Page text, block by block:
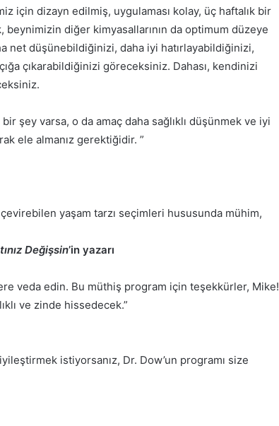
için dizayn edilmiş, uygulaması kolay, üç haftalık bir
diğer kimyasallarının da optimum düzeye
net düşünebildiğinizi, daha iyi hatırlayabildiğinizi,
çıkarabildiğinizi göreceksiniz. Dahası, kendinizi
şey varsa, o da amaç daha sağlıklı düşünmek ve iyi
ele almanız gerektiğidir. ”
yaşam tarzı seçimleri hususunda mühim,
Değişsin’in yazarı
veda edin. Bu müthiş program için teşekkürler, Mike!
ve zinde hissedecek.”
istiyorsanız, Dr. Dow’un programı size